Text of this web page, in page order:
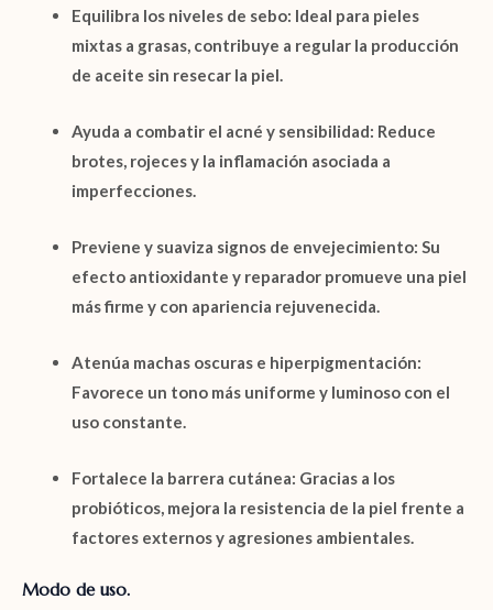
Equilibra los niveles de sebo: Ideal para pieles
mixtas a grasas, contribuye a regular la producción
de aceite sin resecar la piel.
Ayuda a combatir el acné y sensibilidad: Reduce
brotes, rojeces y la inflamación asociada a
imperfecciones.
Previene y suaviza signos de envejecimiento: Su
efecto antioxidante y reparador promueve una piel
más firme y con apariencia rejuvenecida.
Atenúa machas oscuras e hiperpigmentación:
Favorece un tono más uniforme y luminoso con el
uso constante.
Fortalece la barrera cutánea: Gracias a los
probióticos, mejora la resistencia de la piel frente a
factores externos y agresiones ambientales.
Modo de uso.